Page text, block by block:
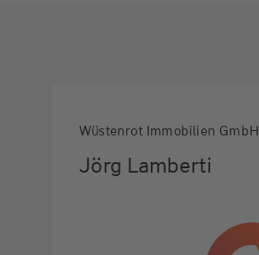
Wüstenrot Immobilien GmbH
Jörg Lamberti